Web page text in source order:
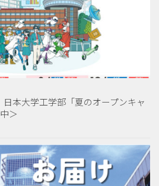
日本大学工学部「夏のオープンキャ
＞